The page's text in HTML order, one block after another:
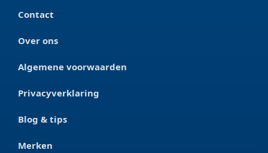
Contact
Over ons
Algemene voorwaarden
Privacyverklaring
Blog & tips
Merken